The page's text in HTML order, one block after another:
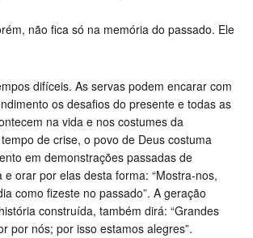
não fica só na memória do passado. Ele
difíceis. As servas podem encarar com
os desafios do presente e todas as
na vida e nos costumes da
de crise, o povo de Deus costuma
em demonstrações passadas de
e orar por elas desta forma: “Mostra-nos,
como fizeste no passado”. A geração
construída, também dirá: “Grandes
por nós; por isso estamos alegres”.